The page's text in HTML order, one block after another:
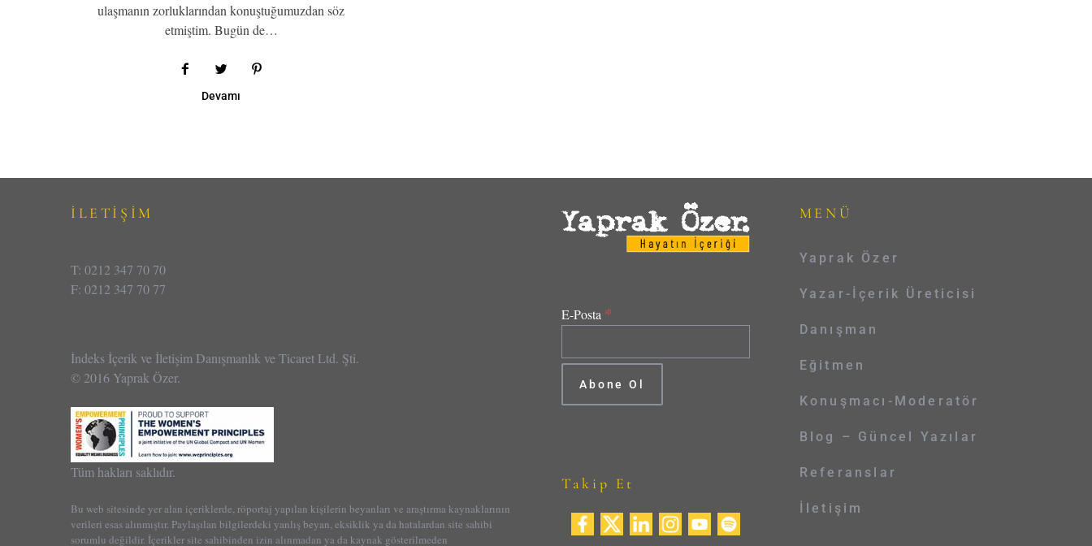
ulaşmanın zorluklarından konuştuğumuzdan söz
etmiştim. Bugün de…
Devamı
İLETİŞİM
T: 0212 347 70 70
F: 0212 347 70 77
İndeks İçerik ve İletişim Danışmanlık ve Ticaret Ltd. Şti.
© 2016 Yaprak Özer.
Tüm hakları saklıdır.
Bu web sitesinde yer alan içeriklerde, röportaj yapılan kişilerin beyanları ve araştırma kaynaklarının
verileri esas alınmıştır. Paylaşılan bilgilerdeki yanlış beyan, eksiklik ya da hatalardan site sahibi
sorumlu değildir. İçerikler site sahibinden izin alınmadan ya da kaynak gösterilmeden
E-Posta *
Takip Et
MENÜ
Yaprak Özer
Yazar-İçerik Üreticisi
Danışman
Eğitmen
Konuşmacı-Moderatör
Blog – Güncel Yazılar
Referanslar
İletişim